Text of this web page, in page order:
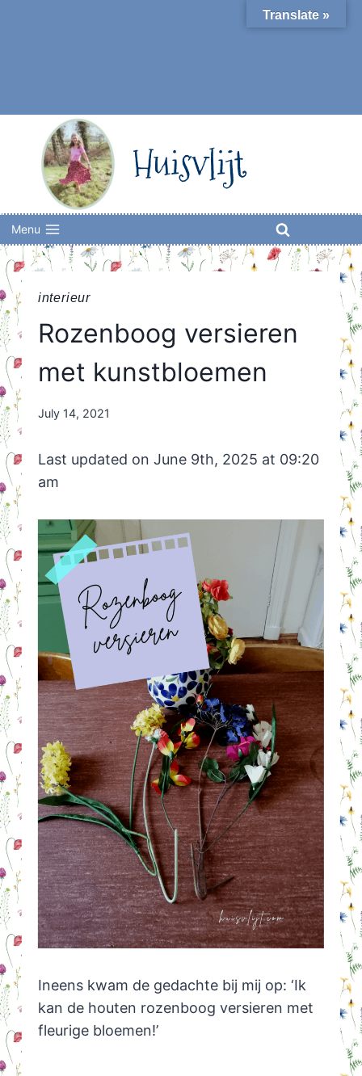
Huisvlijt
Menu
interieur
Rozenboog versieren
met kunstbloemen
By
July 14, 2021
Last updated on June 9th, 2025 at 09:20
am
Ineens kwam de gedachte bij mij op: ‘Ik
kan de houten rozenboog versieren met
fleurige bloemen!’
Translate »